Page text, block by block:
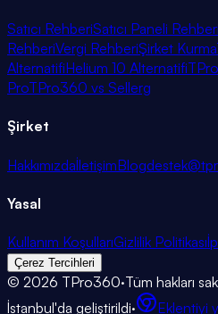
Satıcı RehberiSatıcı Paneli Rehberi
RehberiVergi RehberiŞirket Kurma
AlternatifiHelium 10 Alternatifi
ProTPro360 vs Sellerg
Şirket
HakkımızdaİletişimBlog
Yasal
Kullanım KoşullarıGizlilik Politikası
Çerez Tercihleri
© 2026 TPro360·Tüm hakları
İstanbul'da geliştirildi· Eklentiyi